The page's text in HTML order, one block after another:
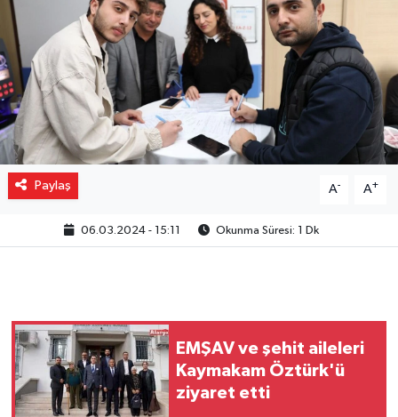
Paylaş A- A+
06.03.2024 - 15:11 Okunma Süresi: 1 Dk
EMŞAV ve şehit aileleri
Kaymakam Öztürk'ü
ziyaret etti
Politika
Spor
Turizm